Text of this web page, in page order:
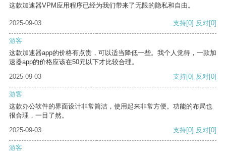
这款加速器VPM应用程序已经为我们带来了无限的隐私和自由。
2025-09-03 支持[0] 反对[0]
游客
这款加速器app的价格有点贵，可以适当降低一些。我个人觉得，一款加
速器app的价格应该在50元以下才比较合理。
2025-09-03
支持[0] 反对[0]
游客
这款办公软件的界面设计非常简洁，使用起来非常方便。功能的布局也
很合理，一目了然。
2025-09-03
支持[0] 反对[0]
游客